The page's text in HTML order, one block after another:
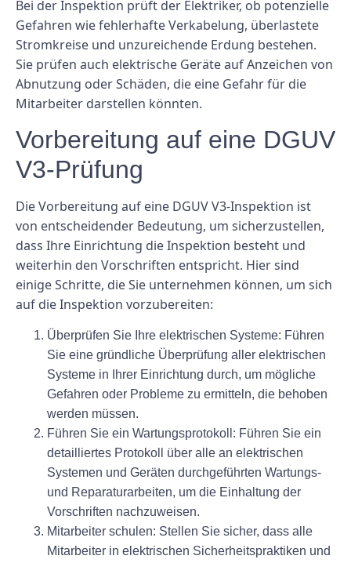
Bei der Inspektion prüft der Elektriker, ob potenzielle
Gefahren wie fehlerhafte Verkabelung, überlastete
Stromkreise und unzureichende Erdung bestehen.
Sie prüfen auch elektrische Geräte auf Anzeichen von
Abnutzung oder Schäden, die eine Gefahr für die
Mitarbeiter darstellen könnten.
Vorbereitung auf eine DGUV
V3-Prüfung
Die Vorbereitung auf eine DGUV V3-Inspektion ist
von entscheidender Bedeutung, um sicherzustellen,
dass Ihre Einrichtung die Inspektion besteht und
weiterhin den Vorschriften entspricht. Hier sind
einige Schritte, die Sie unternehmen können, um sich
auf die Inspektion vorzubereiten:
Überprüfen Sie Ihre elektrischen Systeme: Führen
Sie eine gründliche Überprüfung aller elektrischen
Systeme in Ihrer Einrichtung durch, um mögliche
Gefahren oder Probleme zu ermitteln, die behoben
werden müssen.
Führen Sie ein Wartungsprotokoll: Führen Sie ein
detailliertes Protokoll über alle an elektrischen
Systemen und Geräten durchgeführten Wartungs-
und Reparaturarbeiten, um die Einhaltung der
Vorschriften nachzuweisen.
Mitarbeiter schulen: Stellen Sie sicher, dass alle
Mitarbeiter in elektrischen Sicherheitspraktiken und